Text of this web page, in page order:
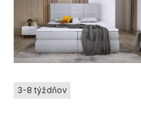
3-8 týždňov